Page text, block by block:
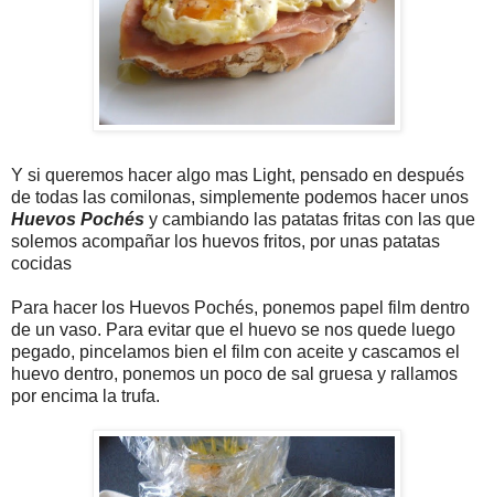
Y si queremos hacer algo mas Light, pensado en después
de todas las comilonas, simplemente podemos hacer unos
Huevos Pochés y cambiando las patatas fritas con las que
solemos acompañar los huevos fritos, por unas patatas
cocidas
Para hacer los Huevos Pochés, ponemos papel film dentro
de un vaso. Para evitar que el huevo se nos quede luego
pegado, pincelamos bien el film con aceite y cascamos el
huevo dentro, ponemos un poco de sal gruesa y rallamos
por encima la trufa.